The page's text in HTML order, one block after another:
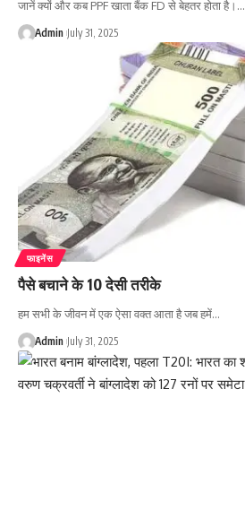
जानें क्यों और कब PPF खाता बैंक FD से बेहतर होता है।…
Admin July 31, 2025
फाइनेंस
पैसे बचाने के 10 देसी तरीके
हम सभी के जीवन में एक ऐसा वक्त आता है जब हमें…
Admin July 31, 2025